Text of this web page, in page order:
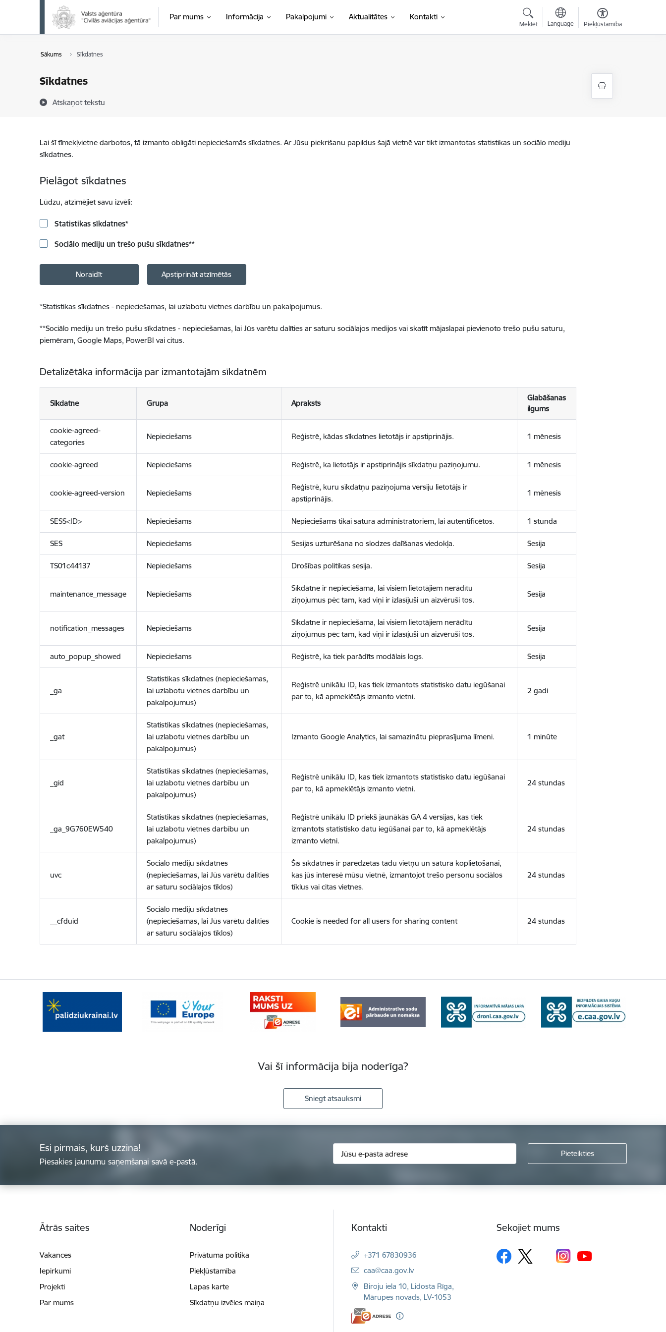
Pāriet uz lapas saturu
Par mums Informācija Pakalpojumi Aktualitātes Kontakti
Meklēt Language Piekļūstamība
Sākums Sīkdatnes
Sīkdatnes
Atskaņot tekstu
Lai šī tīmekļvietne darbotos, tā izmanto obligāti nepieciešamās sīkdatnes. Ar Jūsu piekrišanu papildus šajā vietnē var tikt izmantotas statistikas un sociālo mediju
sīkdatnes.
Pielāgot sīkdatnes
Lūdzu, atzīmējiet savu izvēli:
Statistikas sīkdatnes*
Sociālo mediju un trešo pušu sīkdatnes**
Noraidīt Apstiprināt atzīmētās
*Statistikas sīkdatnes - nepieciešamas, lai uzlabotu vietnes darbību un pakalpojumus.
**Sociālo mediju un trešo pušu sīkdatnes - nepieciešamas, lai Jūs varētu dalīties ar saturu sociālajos medijos vai skatīt mājaslapai pievienoto trešo pušu saturu,
piemēram, Google Maps, PowerBI vai citus.
Detalizētāka informācija par izmantotajām sīkdatnēm
Sīkdatne Grupa Apraksts
Glabāšanas
ilgums
cookie-agreed-
categories
Nepieciešams Reģistrē, kādas sīkdatnes lietotājs ir apstiprinājis. 1 mēnesis
cookie-agreed Nepieciešams Reģistrē, ka lietotājs ir apstiprinājis sīkdatņu paziņojumu. 1 mēnesis
cookie-agreed-version Nepieciešams
Reģistrē, kuru sīkdatņu paziņojuma versiju lietotājs ir
apstiprinājis.
1 mēnesis
SESS<ID> Nepieciešams Nepieciešams tikai satura administratoriem, lai autentificētos. 1 stunda
SES Nepieciešams Sesijas uzturēšana no slodzes dalīšanas viedokļa. Sesija
TS01c44137 Nepieciešams Drošības politikas sesija. Sesija
maintenance_message Nepieciešams
Sīkdatne ir nepieciešama, lai visiem lietotājiem nerādītu
ziņojumus pēc tam, kad viņi ir izlasījuši un aizvēruši tos.
Sesija
notification_messages Nepieciešams
Sīkdatne ir nepieciešama, lai visiem lietotājiem nerādītu
ziņojumus pēc tam, kad viņi ir izlasījuši un aizvēruši tos.
Sesija
auto_popup_showed Nepieciešams Reģistrē, ka tiek parādīts modālais logs. Sesija
_ga
Statistikas sīkdatnes (nepieciešamas,
lai uzlabotu vietnes darbību un
pakalpojumus)
Reģistrē unikālu ID, kas tiek izmantots statistisko datu iegūšanai
par to, kā apmeklētājs izmanto vietni.
2 gadi
_gat
Statistikas sīkdatnes (nepieciešamas,
lai uzlabotu vietnes darbību un
pakalpojumus)
Izmanto Google Analytics, lai samazinātu pieprasījuma līmeni. 1 minūte
_gid
Statistikas sīkdatnes (nepieciešamas,
lai uzlabotu vietnes darbību un
pakalpojumus)
Reģistrē unikālu ID, kas tiek izmantots statistisko datu iegūšanai
par to, kā apmeklētājs izmanto vietni.
24 stundas
_ga_9G760EW540
Statistikas sīkdatnes (nepieciešamas,
lai uzlabotu vietnes darbību un
pakalpojumus)
Reģistrē unikālu ID priekš jaunākās GA 4 versijas, kas tiek
izmantots statistisko datu iegūšanai par to, kā apmeklētājs
izmanto vietni.
24 stundas
uvc
Sociālo mediju sīkdatnes
(nepieciešamas, lai Jūs varētu dalīties
ar saturu sociālajos tīklos)
Šīs sīkdatnes ir paredzētas tādu vietņu un satura koplietošanai,
kas jūs interesē mūsu vietnē, izmantojot trešo personu sociālos
tīklus vai citas vietnes.
24 stundas
__cfduid
Sociālo mediju sīkdatnes
(nepieciešamas, lai Jūs varētu dalīties
ar saturu sociālajos tīklos)
Cookie is needed for all users for sharing content 24 stundas
Vai šī informācija bija noderīga?
Sniegt atsauksmi
Esi pirmais, kurš uzzina!
Piesakies jaunumu saņemšanai savā e-pastā.
Ātrās saites
Vakances
Iepirkumi
Projekti
Par mums
Noderīgi
Privātuma politika
Piekļūstamība
Lapas karte
Sīkdatņu izvēles maiņa
Kontakti
+371 67830936
E-pasts:
caa@caa.gov.lv
Biroju iela 10, Lidosta Rīga,
Mārupes novads, LV-1053
Sekojiet mums